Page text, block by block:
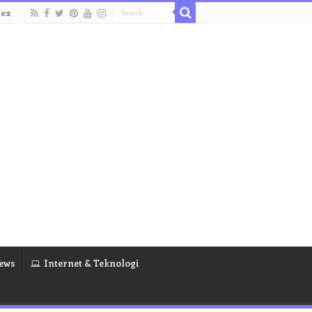
Internet & Teknologi